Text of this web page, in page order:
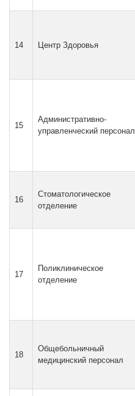
14 Центр Здоровья
15
Административно-
управленческий персонал
16
Стоматологическое
отделение
17
Поликлиническое
отделение
18
Общебольничный
медицинский персонал